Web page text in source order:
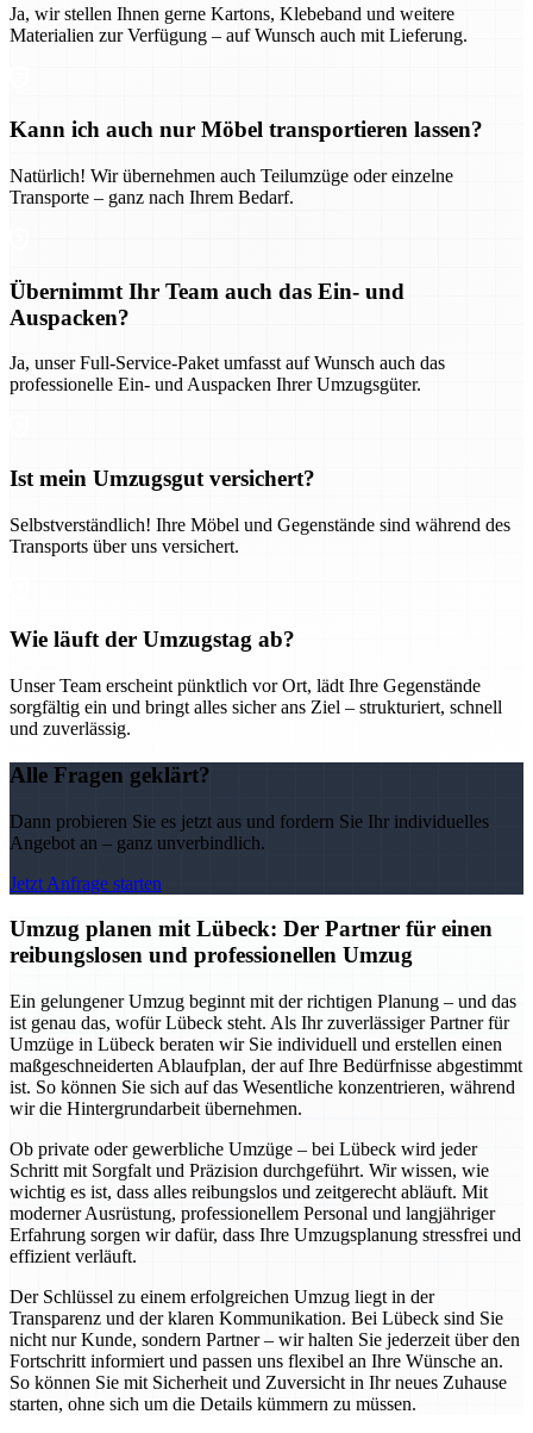
Ja, wir stellen Ihnen gerne Kartons, Klebeband und weitere
Materialien zur Verfügung – auf Wunsch auch mit Lieferung.
Kann ich auch nur Möbel transportieren lassen?
Natürlich! Wir übernehmen auch Teilumzüge oder einzelne
Transporte – ganz nach Ihrem Bedarf.
Übernimmt Ihr Team auch das Ein- und
Auspacken?
Ja, unser Full-Service-Paket umfasst auf Wunsch auch das
professionelle Ein- und Auspacken Ihrer Umzugsgüter.
Ist mein Umzugsgut versichert?
Selbstverständlich! Ihre Möbel und Gegenstände sind während des
Transports über uns versichert.
Wie läuft der Umzugstag ab?
Unser Team erscheint pünktlich vor Ort, lädt Ihre Gegenstände
sorgfältig ein und bringt alles sicher ans Ziel – strukturiert, schnell
und zuverlässig.
Alle Fragen geklärt?
Dann probieren Sie es jetzt aus und fordern Sie Ihr individuelles
Angebot an – ganz unverbindlich.
Jetzt Anfrage starten
Umzug planen mit Lübeck: Der Partner für einen
reibungslosen und professionellen Umzug
Ein gelungener Umzug beginnt mit der richtigen Planung – und das
ist genau das, wofür Lübeck steht. Als Ihr zuverlässiger Partner für
Umzüge in Lübeck beraten wir Sie individuell und erstellen einen
maßgeschneiderten Ablaufplan, der auf Ihre Bedürfnisse abgestimmt
ist. So können Sie sich auf das Wesentliche konzentrieren, während
wir die Hintergrundarbeit übernehmen.
Ob private oder gewerbliche Umzüge – bei Lübeck wird jeder
Schritt mit Sorgfalt und Präzision durchgeführt. Wir wissen, wie
wichtig es ist, dass alles reibungslos und zeitgerecht abläuft. Mit
moderner Ausrüstung, professionellem Personal und langjähriger
Erfahrung sorgen wir dafür, dass Ihre Umzugsplanung stressfrei und
effizient verläuft.
Der Schlüssel zu einem erfolgreichen Umzug liegt in der
Transparenz und der klaren Kommunikation. Bei Lübeck sind Sie
nicht nur Kunde, sondern Partner – wir halten Sie jederzeit über den
Fortschritt informiert und passen uns flexibel an Ihre Wünsche an.
So können Sie mit Sicherheit und Zuversicht in Ihr neues Zuhause
starten, ohne sich um die Details kümmern zu müssen.